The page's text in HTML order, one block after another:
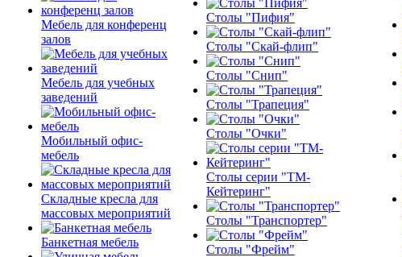
Мебель для конференц
залов
Мебель для учебных
заведений
Мобильный офис-
мебель
Складные кресла для
массовых мероприятий
Банкетная мебель
Столы "Пифия"
Столы "Скай-флип"
Столы "Снип"
Столы "Трапеция"
Столы "Очки"
Столы серии "ТМ-
Кейтеринг"
Столы "Транспортер"
Столы "Фрейм"